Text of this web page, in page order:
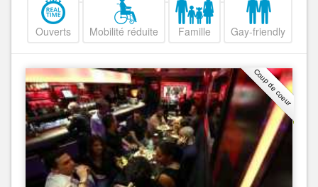
Ouverts Mobilité réduite Famille Gay-friendly
Coup de coeur